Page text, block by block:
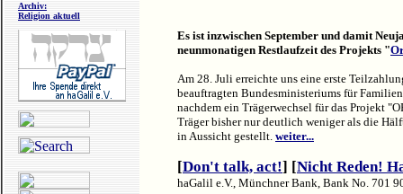
Archiv:
Religion aktuell
Es ist inzwischen September und damit
neunmonatigen Restlaufzeit des Projekts "
Am 28. Juli erreichte uns eine erste
beauftragten Bundesministeriums für
nachdem ein Trägerwechsel für das Projekt
Träger bisher nur deutlich weniger als die
in Aussicht gestellt. weiter...
[Don't talk, act!] [Nicht Reden!
haGalil e.V., Münchner Bank, Bank No. 701